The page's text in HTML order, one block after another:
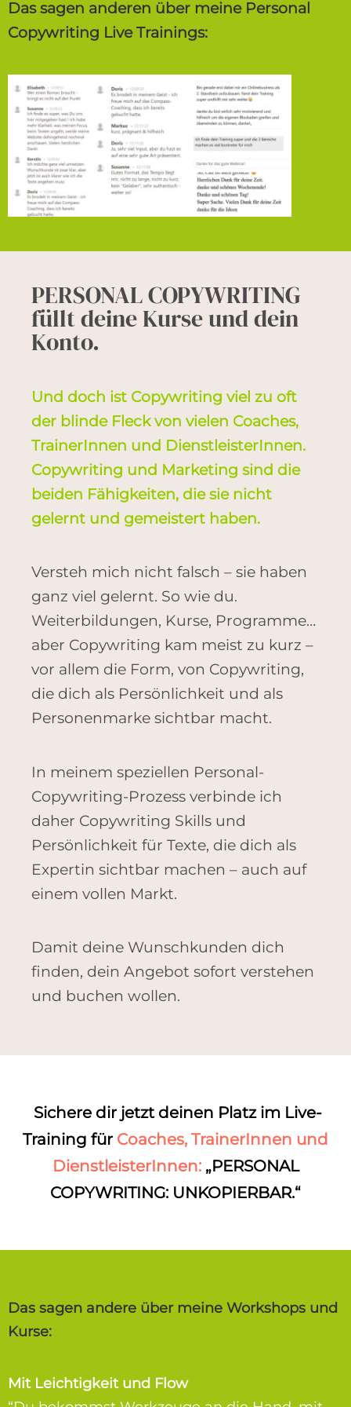
Das sagen anderen über meine Personal
Copywriting Live Trainings:
PERSONAL COPYWRITING
füllt deine Kurse und dein
Konto.
Und doch ist Copywriting viel zu oft
der blinde Fleck von vielen Coaches,
TrainerInnen und DienstleisterInnen.
Copywriting und Marketing sind die
beiden Fähigkeiten, die sie nicht
gelernt und gemeistert haben.
Versteh mich nicht falsch – sie haben
ganz viel gelernt. So wie du.
Weiterbildungen, Kurse, Programme…
aber Copywriting kam meist zu kurz –
vor allem die Form, von Copywriting,
die dich als Persönlichkeit und als
Personenmarke sichtbar macht.
In meinem speziellen Personal-
Copywriting-Prozess verbinde ich
daher Copywriting Skills und
Persönlichkeit für Texte, die dich als
Expertin sichtbar machen – auch auf
einem vollen Markt.
Damit deine Wunschkunden dich
finden, dein Angebot sofort verstehen
und buchen wollen.
Sichere dir jetzt deinen Platz im Live-
Training für Coaches, TrainerInnen und
DienstleisterInnen: „PERSONAL
COPYWRITING: UNKOPIERBAR.“
Das sagen andere über meine Workshops und
Kurse:
Mit Leichtigkeit und Flow